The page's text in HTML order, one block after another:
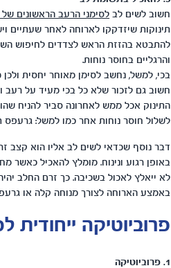
חשוב לשים לב לסימני הרעב הראשונים של
להתבטא בהזזת הראש לצדדים לחיפוש
והרגליים בחוסר נוחות.
בכי, למשל, נחשב לסימן מאוחר יחסית
חשוב גם לזכור שלא כל בכי מעיד על רעב
התינוק אכל ממש לאחרונה סביר להניח
לשלול חוסר נוחות אחר כמו למשל:
דבר נוסף שכדאי לשים לב אליו הוא קצב
באופן רגוע ונינוח. מומלץ להאכיל כאשר
לא ייאלץ לאכול בשכיבה. כך זרם החלב
באמצע הארוחה לצורך מנוחה קלה או
פרוביוטיקה ייחודית
1. פרוביוטיקה